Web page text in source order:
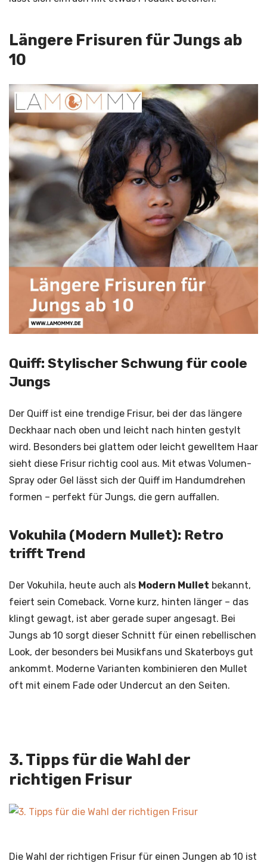
Längere Frisuren für Jungs ab
10
Quiff: Stylischer Schwung für coole
Jungs
Der Quiff ist eine trendige Frisur, bei der das längere
Deckhaar nach oben und leicht nach hinten gestylt
wird. Besonders bei glattem oder leicht gewelltem Haar
sieht diese Frisur richtig cool aus. Mit etwas Volumen-
Spray oder Gel lässt sich der Quiff im Handumdrehen
formen – perfekt für Jungs, die gern auffallen.
Vokuhila (Modern Mullet): Retro
trifft Trend
Der Vokuhila, heute auch als Modern Mullet bekannt,
feiert sein Comeback. Vorne kurz, hinten länger – das
klingt gewagt, ist aber gerade super angesagt. Bei
Jungs ab 10 sorgt dieser Schnitt für einen rebellischen
Look, der besonders bei Musikfans und Skaterboys gut
ankommt. Moderne Varianten kombinieren den Mullet
oft mit einem Fade oder Undercut an den Seiten.
3. Tipps für die Wahl der
richtigen Frisur
Die Wahl der richtigen Frisur für einen Jungen ab 10 ist